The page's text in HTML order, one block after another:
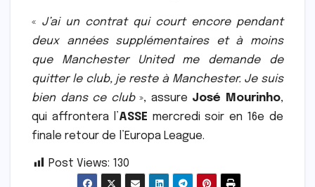
« J’ai un contrat qui court encore pendant
deux années supplémentaires et à moins
que Manchester United me demande de
quitter le club, je reste à Manchester. Je suis
bien dans ce club», assure José Mourinho,
qui affrontera l’ASSE mercredi soir en 16e de
finale retour de l’Europa League.
Post Views: 130